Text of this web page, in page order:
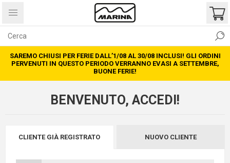
SAREMO CHIUSI PER FERIE DALL’1/08 AL 30/08 INCLUSI! GLI ORDINI
PERVENUTI IN QUESTO PERIODO VERRANNO EVASI A SETTEMBRE,
BUONE FERIE!
BENVENUTO, ACCEDI!
CLIENTE GIÀ REGISTRATO NUOVO CLIENTE